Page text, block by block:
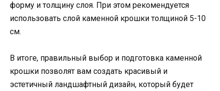
форму и толщину слоя. При этом рекомендуется
использовать слой каменной крошки толщиной 5-10
см.
В итоге, правильный выбор и подготовка каменной
крошки позволят вам создать красивый и
эстетичный ландшафтный дизайн, который будет